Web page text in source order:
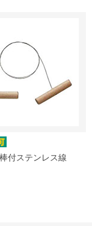
付ステンレス線